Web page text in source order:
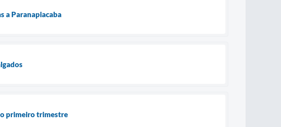
a Paranapiacaba
primeiro trimestre